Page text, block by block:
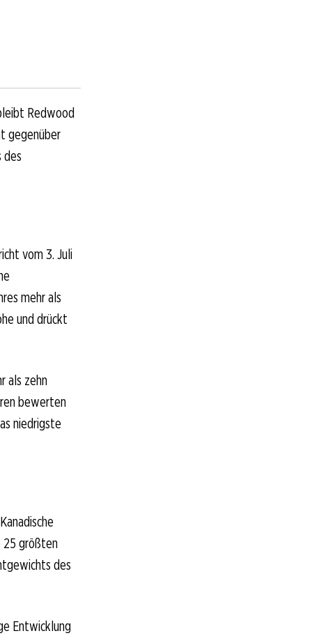
Redwood
gegenüber
des
vom 3. Juli
mehr als
und drückt
als zehn
bewerten
niedrigste
25 größten
des
Entwicklung